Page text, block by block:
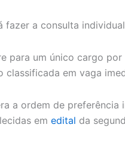
a consulta
para um único cargo
classificada em vaga
a ordem de
em edital da